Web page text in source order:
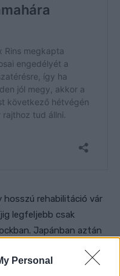
Personal
rehabilitáció vár
legfeljebb csak
Japánban aztán
az indonéziai